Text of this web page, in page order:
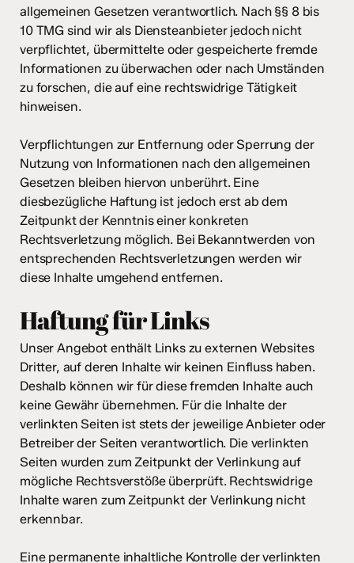
allgemeinen Gesetzen verantwortlich. Nach §§ 8 bis
10 TMG sind wir als Diensteanbieter jedoch nicht
verpflichtet, übermittelte oder gespeicherte fremde
Informationen zu überwachen oder nach Umständen
zu forschen, die auf eine rechtswidrige Tätigkeit
hinweisen.
Verpflichtungen zur Entfernung oder Sperrung der
Nutzung von Informationen nach den allgemeinen
Gesetzen bleiben hiervon unberührt. Eine
diesbezügliche Haftung ist jedoch erst ab dem
Zeitpunkt der Kenntnis einer konkreten
Rechtsverletzung möglich. Bei Bekanntwerden von
entsprechenden Rechtsverletzungen werden wir
diese Inhalte umgehend entfernen.
Haftung für Links
Unser Angebot enthält Links zu externen Websites
Dritter, auf deren Inhalte wir keinen Einfluss haben.
Deshalb können wir für diese fremden Inhalte auch
keine Gewähr übernehmen. Für die Inhalte der
verlinkten Seiten ist stets der jeweilige Anbieter oder
Betreiber der Seiten verantwortlich. Die verlinkten
Seiten wurden zum Zeitpunkt der Verlinkung auf
mögliche Rechtsverstöße überprüft. Rechtswidrige
Inhalte waren zum Zeitpunkt der Verlinkung nicht
erkennbar.
Eine permanente inhaltliche Kontrolle der verlinkten